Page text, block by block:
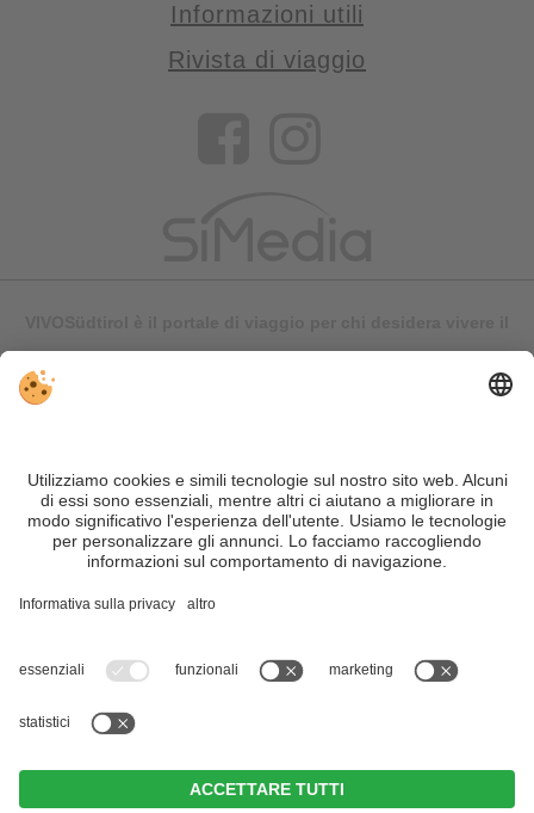
Informazioni utili
Rivista di viaggio
contenuti, si possono verificare errori. Non garantiamo la
correttezza e la completezza di tutte le informazioni. Per
motivi di sicurezza, si prega di verificare chiedendo
direttamente sul posto all'organizzatore.
Sitemap| Editoria& Direttiva privacy |Impostazioni cookie individuali